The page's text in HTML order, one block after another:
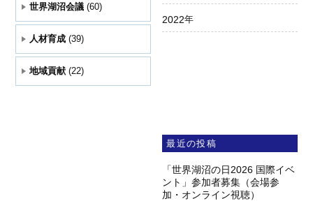
世界湖沼会議(60)
人材育成(39)
地域貢献(22)
2022年
最近の投稿
「世界湖沼の日2026 国際イベ
ント」参加者募集（会場参
加・オンライン視聴）